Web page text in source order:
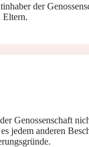
der
Eltern.
Genossenschaft
jedem anderen